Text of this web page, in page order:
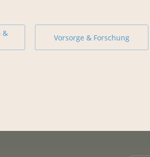
&
Vorsorge & Forschung